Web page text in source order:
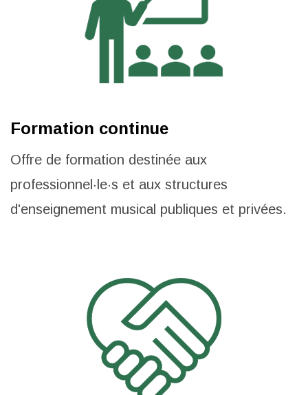
Formation continue
Offre de formation destinée aux
professionnel·le·s et aux structures
d'enseignement musical publiques et privées.